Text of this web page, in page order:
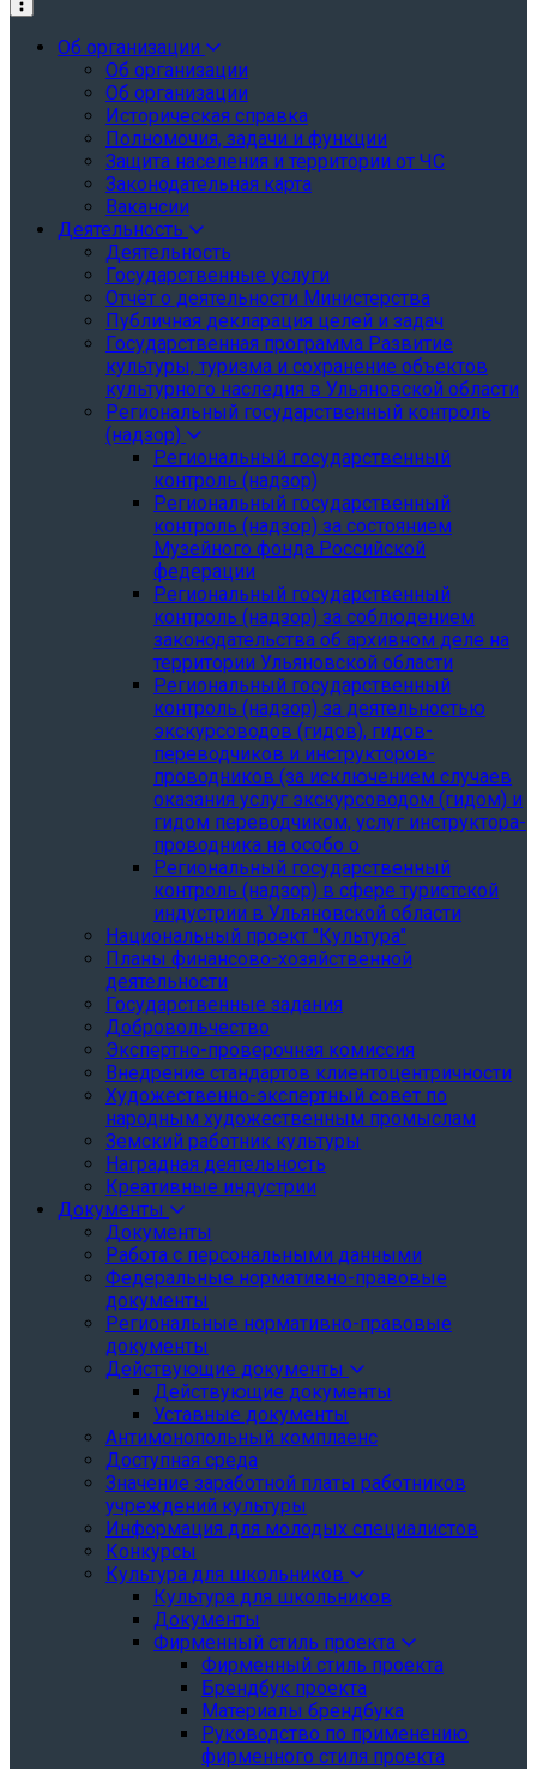
Об организации
Об организации
Об организации
Историческая справка
Полномочия, задачи и функции
Защита населения и территории от ЧС
Законодательная карта
Вакансии
Деятельность
Деятельность
Государственные услуги
Отчёт о деятельности Министерства
Публичная декларация целей и задач
Государственная программа Развитие
культуры, туризма и сохранение объектов
культурного наследия в Ульяновской области
Региональный государственный контроль
(надзор)
Региональный государственный
контроль (надзор)
Региональный государственный
контроль (надзор) за состоянием
Музейного фонда Российской
федерации
Региональный государственный
контроль (надзор) за соблюдением
законодательства об архивном деле на
территории Ульяновской области
Региональный государственный
контроль (надзор) за деятельностью
экскурсоводов (гидов), гидов-
переводчиков и инструкторов-
проводников (за исключением случаев
оказания услуг экскурсоводом (гидом) и
гидом переводчиком, услуг инструктора-
проводника на особо о
Региональный государственный
контроль (надзор) в сфере туристской
индустрии в Ульяновской области
Национальный проект "Культура"
Планы финансово-хозяйственной
деятельности
Государственные задания
Добровольчество
Экспертно-проверочная комиссия
Внедрение стандартов клиентоцентричности
Художественно-экспертный совет по
народным художественным промыслам
Земский работник культуры
Наградная деятельность
Креативные индустрии
Документы
Документы
Работа с персональными данными
Федеральные нормативно-правовые
документы
Региональные нормативно-правовые
документы
Действующие документы
Действующие документы
Уставные документы
Антимонопольный комплаенс
Доступная среда
Значение заработной платы работников
учреждений культуры
Информация для молодых специалистов
Конкурсы
Культура для школьников
Культура для школьников
Документы
Фирменный стиль проекта
Фирменный стиль проекта
Брендбук проекта
Материалы брендбука
Руководство по применению
фирменного стиля проекта